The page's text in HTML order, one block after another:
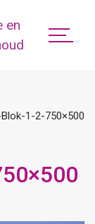
en
1-2-750×500